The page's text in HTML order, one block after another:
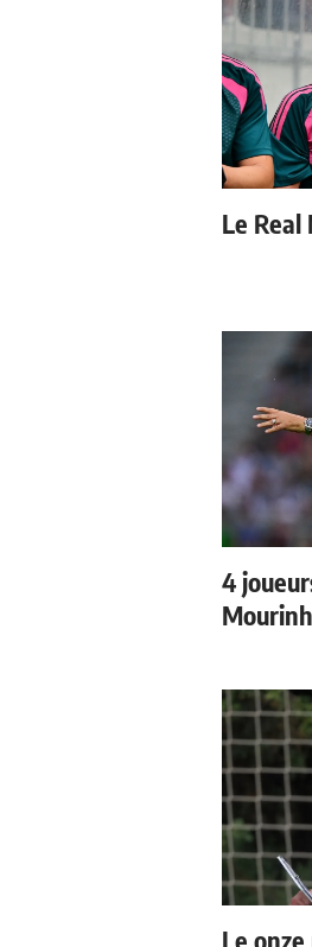
Le
4
Le